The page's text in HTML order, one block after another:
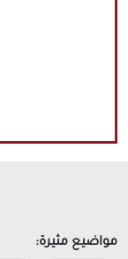
مواضيع مثيرة: